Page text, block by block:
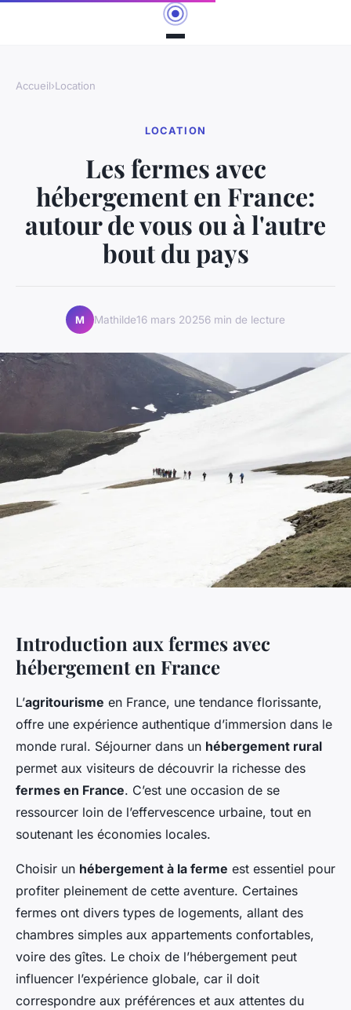
Accueil›Location
LOCATION
Les fermes avec
hébergement en France:
autour de vous ou à l'autre
bout du pays
M Mathilde16 mars 20256 min de lecture
Introduction aux fermes avec
hébergement en France
L’agritourisme en France, une tendance florissante,
offre une expérience authentique d’immersion dans le
monde rural. Séjourner dans un hébergement rural
permet aux visiteurs de découvrir la richesse des
fermes en France. C’est une occasion de se
ressourcer loin de l’effervescence urbaine, tout en
soutenant les économies locales.
Choisir un hébergement à la ferme est essentiel pour
profiter pleinement de cette aventure. Certaines
fermes ont divers types de logements, allant des
chambres simples aux appartements confortables,
voire des gîtes. Le choix de l’hébergement peut
influencer l’expérience globale, car il doit
correspondre aux préférences et aux attentes du